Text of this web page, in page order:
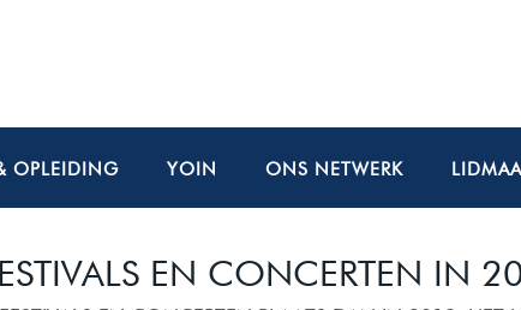
OPLEIDING YOIN ONS NETWERK
EN CONCERTEN IN